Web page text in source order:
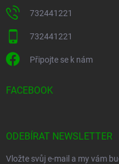
732441221
732441221
Připojte se k nám
FACEBOOK
ODEBÍRAT NEWSLETTER
Vložte svůj e-mail a my vám